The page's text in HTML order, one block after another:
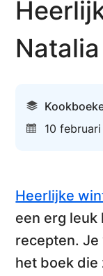
10
Heerlijke
een erg leuk
recepten.
het boek die